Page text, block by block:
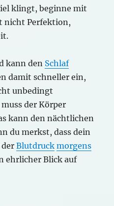
klingt, beginne mit
nicht Perfektion,
kann den Schlaf
damit schneller ein,
unbedingt
der Körper
kann den nächtlichen
du merkst, dass dein
derBlutdruck morgens
ehrlicher Blick auf